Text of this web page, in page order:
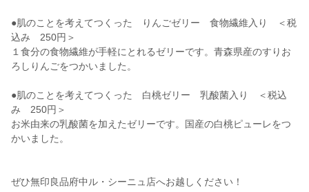
●肌のことを考えてつくった りんごゼリー 食物繊維入り ＜税
込み 250円＞
１食分の食物繊維が手軽にとれるゼリーです。青森県産のすりお
ろしりんごをつかいました。
●肌のことを考えてつくった 白桃ゼリー 乳酸菌入り ＜税込
み 250円＞
お米由来の乳酸菌を加えたゼリーです。国産の白桃ピューレをつ
かいました。
ぜひ無印良品府中ル・シーニュ店へお越しください！